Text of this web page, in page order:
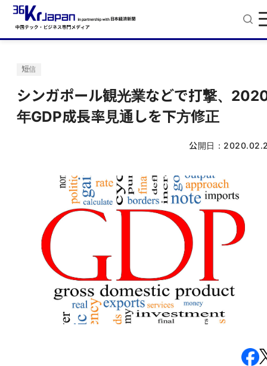
短信
シンガポール観光業などで打撃、
年GDP成長率見通しを下方修正
公開日：